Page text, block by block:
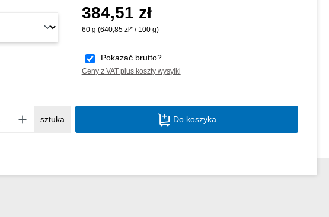
Cena regularna:
384,51 zł
60 g (640,85 zł* / 100 g)
Pokazać brutto?
Ceny z VAT plus koszty wysyłki
Ilość produktu: Wprowadź żądaną ilość
sztuka Do koszyka